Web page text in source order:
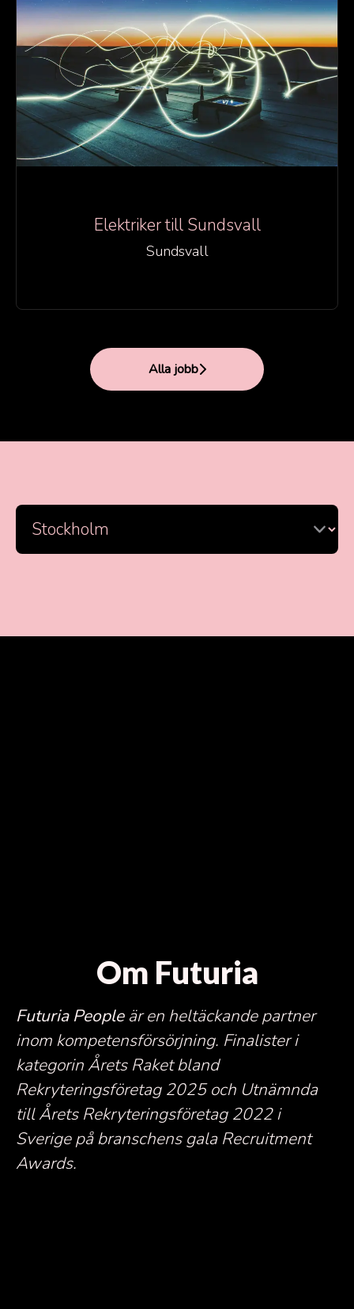
Elektriker till Sundsvall
Sundsvall
Alla jobb
Om Futuria
Futuria People är en heltäckande partner
inom kompetensförsörjning. Finalister i
kategorin Årets Raket bland
Rekryteringsföretag 2025 och Utnämnda
till Årets Rekryteringsföretag 2022 i
Sverige på branschens gala Recruitment
Awards.